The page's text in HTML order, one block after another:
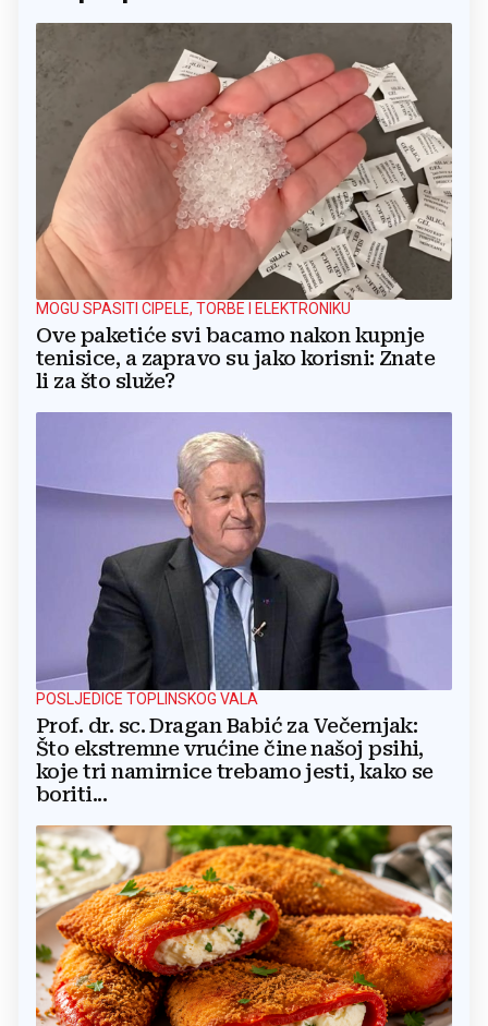
MOGU SPASITI CIPELE, TORBE I ELEKTRONIKU
Ove paketiće svi bacamo nakon kupnje
tenisice, a zapravo su jako korisni: Znate
li za što služe?
POSLJEDICE TOPLINSKOG VALA
Prof. dr. sc. Dragan Babić za Večernjak:
Što ekstremne vrućine čine našoj psihi,
koje tri namirnice trebamo jesti, kako se
boriti...